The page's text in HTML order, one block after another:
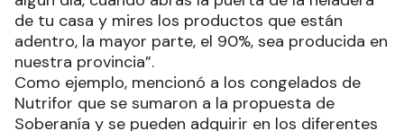
de tu casa y mires los productos que están
adentro, la mayor parte, el 90%, sea producida en
nuestra provincia”.
Como ejemplo, mencionó a los congelados de
Nutrifor que se sumaron a la propuesta de
Soberanía y se pueden adquirir en los diferentes